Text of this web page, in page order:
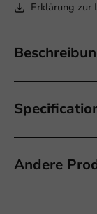
Erklärung
Andere